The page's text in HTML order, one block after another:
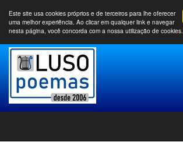
Este site usa cookies próprios e de terceiros para lhe oferecer
uma melhor experiência. Ao clicar em qualquer link e navegar
nesta página, você concorda com a nossa utilização de cookies.